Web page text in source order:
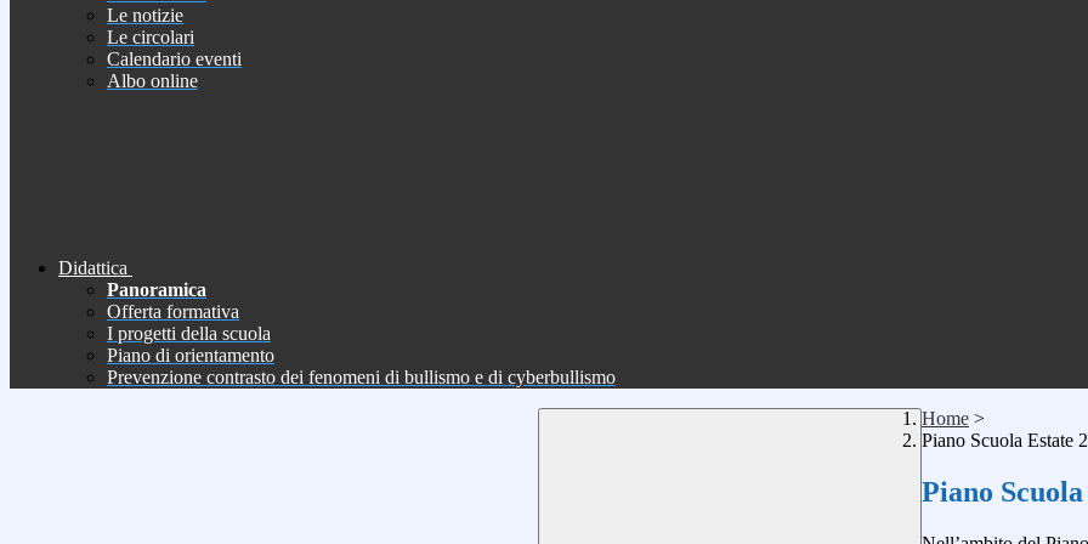
Le notizie
Le circolari
Calendario eventi
Albo online
Didattica
Panoramica
Offerta formativa
I progetti della scuola
Piano di orientamento
Prevenzione contrasto dei fenomeni di bullismo e di cyberbullismo
Home >
Piano Scuola Estate
Piano